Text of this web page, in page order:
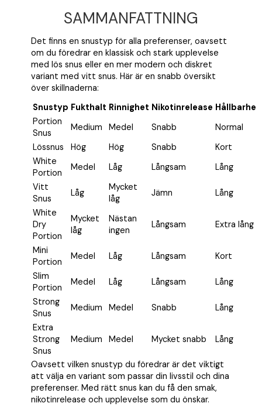
SAMMANFATTNING
Det finns en snustyp för alla preferenser, oavsett
om du föredrar en klassisk och stark upplevelse
med lös snus eller en mer modern och diskret
variant med vitt snus. Här är en snabb översikt
över skillnaderna:
Snustyp Fukthalt Rinnighet Nikotinrelease Hållbarhet
Portion
Snus
Medium Medel Snabb
Normal
Lössnus
Hög Hög Snabb
Kort
White
Portion
Medel Låg Långsam
Lång
Vitt
Snus
Låg
Mycket
låg
Jämn
Lång
White
Dry
Portion
Mycket
låg
Nästan
ingen
Långsam Extra lång
Mini
Portion
Medel Låg Långsam
Kort
Slim
Portion
Medel Låg Långsam
Lång
Strong
Snus
Medium Medel Snabb
Lång
Extra
Strong
Snus
Medium Medel Mycket snabb Lång
Oavsett vilken snustyp du föredrar är det viktigt
att välja en variant som passar din livsstil och dina
preferenser. Med rätt snus kan du få den smak,
nikotinrelease och upplevelse som du önskar.